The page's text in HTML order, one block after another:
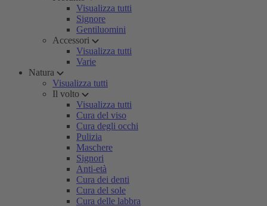
Visualizza tutti
Signore
Gentiluomini
Accessori
Visualizza tutti
Varie
Natura
Visualizza tutti
Il volto
Visualizza tutti
Cura del viso
Cura degli occhi
Pulizia
Maschere
Signori
Anti-età
Cura dei denti
Cura del sole
Cura delle labbra